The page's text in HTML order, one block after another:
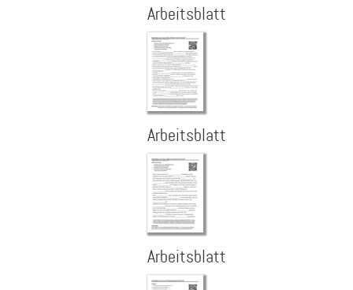
Arbeitsblatt
Arbeitsblatt
Arbeitsblatt